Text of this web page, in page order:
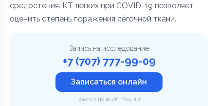
средостения. КТ лёгких при COVID-19 позволяет
оценить степень поражения лёгочной ткани.
Запись на исследование
+7 (707) 777-99-09
Записаться онлайн
Звонок по всей России